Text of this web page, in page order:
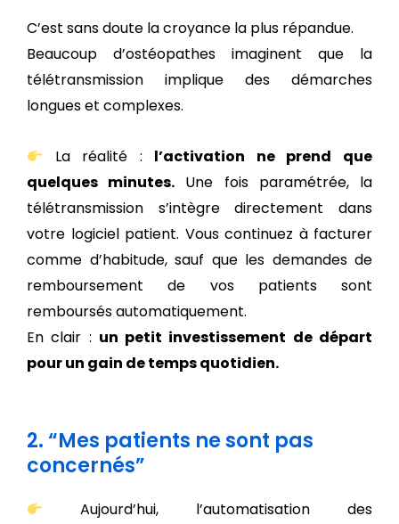
C’est sans doute la croyance la plus répandue.
Beaucoup d’ostéopathes imaginent que la
télétransmission implique des démarches
longues et complexes.
La réalité : l’activation ne prend que
quelques minutes. Une fois paramétrée, la
télétransmission s’intègre directement dans
votre logiciel patient. Vous continuez à facturer
comme d’habitude, sauf que les demandes de
remboursement de vos patients sont
remboursés automatiquement.
En clair : un petit investissement de départ
pour un gain de temps quotidien.
2. “Mes patients ne sont pas
concernés”
Aujourd’hui, l’automatisation des